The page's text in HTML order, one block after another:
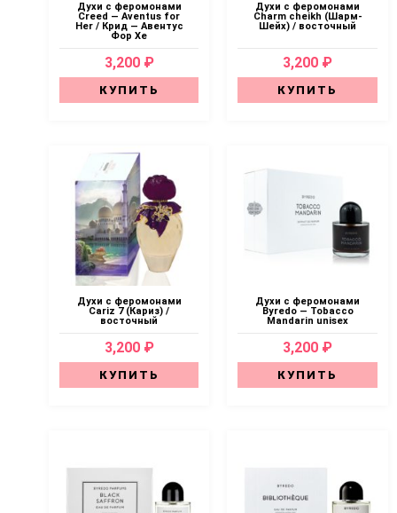
Духи с феромонами
Creed — Aventus for
Her / Крид — Авентус
Фор Хе
3,200 ₽
КУПИТЬ
Духи с феромонами
Charm cheikh (Шарм-
Шейх) / восточный
3,200 ₽
КУПИТЬ
Духи с феромонами
Cariz 7 (Кариз) /
восточный
3,200 ₽
КУПИТЬ
Духи с феромонами
Byredo — Tobacco
Mandarin unisex
3,200 ₽
КУПИТЬ